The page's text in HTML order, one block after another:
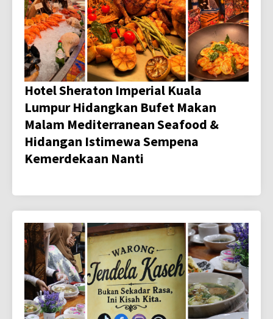
Hotel Sheraton Imperial Kuala
Lumpur Hidangkan Bufet Makan
Malam Mediterranean Seafood &
Hidangan Istimewa Sempena
Kemerdekaan Nanti